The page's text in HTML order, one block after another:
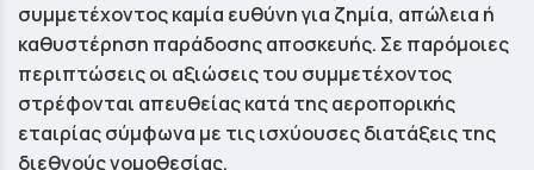
συμμετέχοντος καμία ευθύνη για ζημία, απώλεια ή
καθυστέρηση παράδοσης αποσκευής. Σε παρόμοιες
περιπτώσεις οι αξιώσεις του συμμετέχοντος
στρέφονται απευθείας κατά της αεροπορικής
εταιρίας σύμφωνα με τις ισχύουσες διατάξεις της
διεθνούς νομοθεσίας.